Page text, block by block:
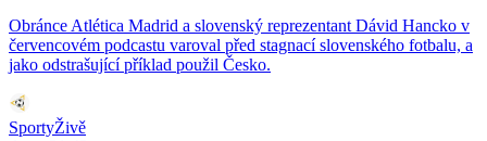
Obránce Atlética Madrid a slovenský reprezentant Dávid Hancko v
červencovém podcastu varoval před stagnací slovenského fotbalu, a
jako odstrašující příklad použil Česko.
SportyŽivě